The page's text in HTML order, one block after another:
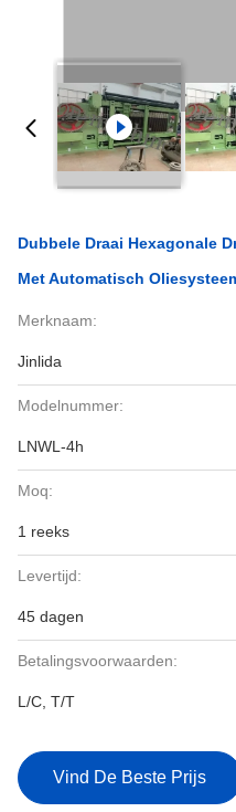
Dubbele Draai Hexagonale
Met Automatisch
Merknaam:
Jinlida
Modelnummer:
LNWL-4h
Moq:
1 reeks
Levertijd:
45 dagen
Betalingsvoorwaarden:
L/C, T/T
Vind De Beste Prijs